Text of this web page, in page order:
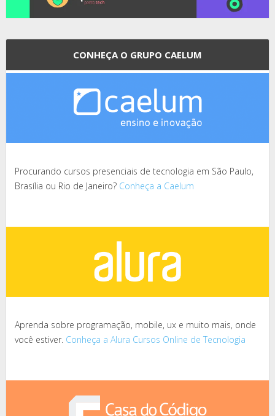
CONHEÇA O GRUPO CAELUM
Procurando cursos presenciais de tecnologia em São Paulo,
Brasília ou Rio de Janeiro? Conheça a Caelum
Aprenda sobre programação, mobile, ux e muito mais, onde
você estiver. Conheça a Alura Cursos Online de Tecnologia